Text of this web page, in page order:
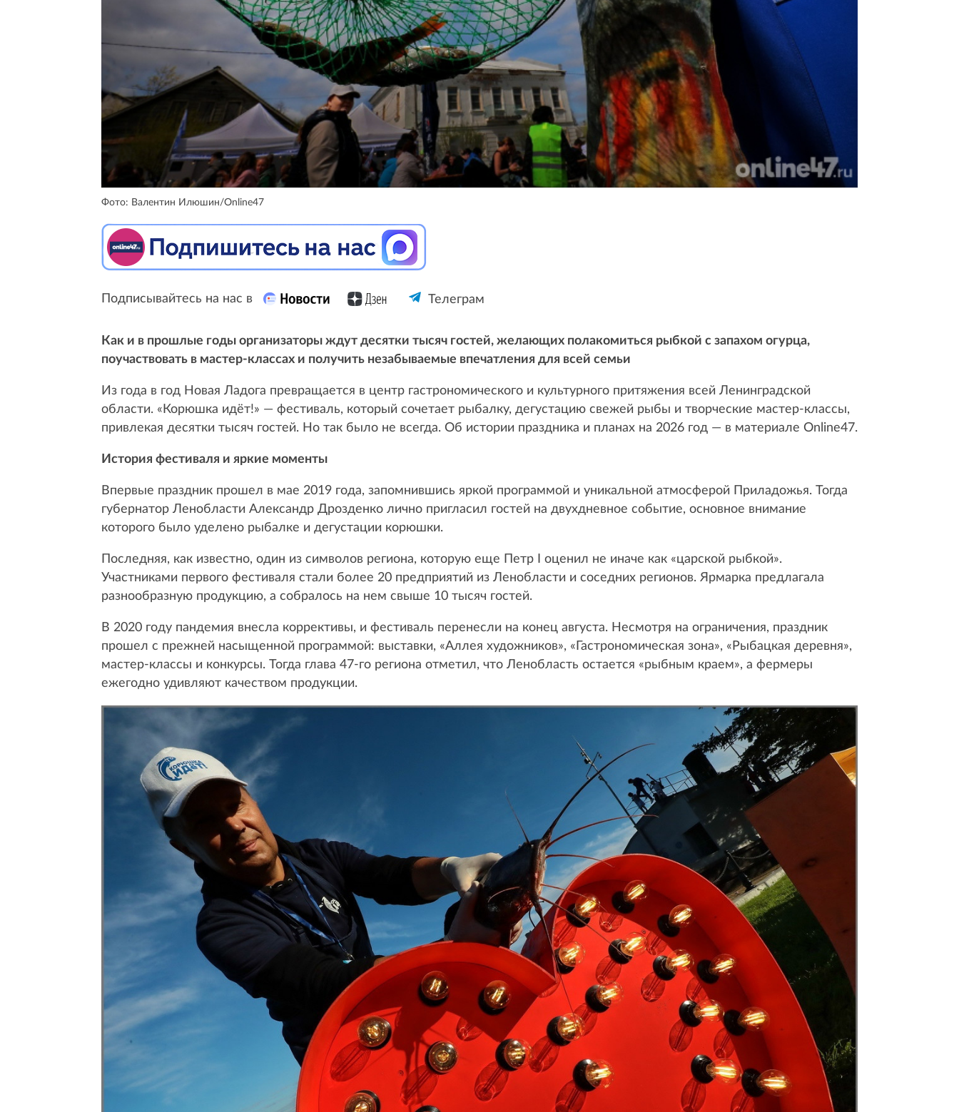
Фото: Валентин Илюшин/Online47
Подписывайтесь на нас в Телеграм
Как и в прошлые годы организаторы ждут десятки тысяч гостей, желающих полакомиться рыбкой с запахом огурца,
поучаствовать в мастер-классах и получить незабываемые впечатления для всей семьи
Из года в год Новая Ладога превращается в центр гастрономического и культурного притяжения всей Ленинградской
области. «Корюшка идёт!» — фестиваль, который сочетает рыбалку, дегустацию свежей рыбы и творческие мастер-классы,
привлекая десятки тысяч гостей. Но так было не всегда. Об истории праздника и планах на 2026 год — в материале Online47.
История фестиваля и яркие моменты
Впервые праздник прошел в мае 2019 года, запомнившись яркой программой и уникальной атмосферой Приладожья. Тогда
губернатор Ленобласти Александр Дрозденко лично пригласил гостей на двухдневное событие, основное внимание
которого было уделено рыбалке и дегустации корюшки.
Последняя, как известно, один из символов региона, которую еще Петр I оценил не иначе как «царской рыбкой».
Участниками первого фестиваля стали более 20 предприятий из Ленобласти и соседних регионов. Ярмарка предлагала
разнообразную продукцию, а собралось на нем свыше 10 тысяч гостей.
В 2020 году пандемия внесла коррективы, и фестиваль перенесли на конец августа. Несмотря на ограничения, праздник
прошел с прежней насыщенной программой: выставки, «Аллея художников», «Гастрономическая зона», «Рыбацкая деревня»,
мастер-классы и конкурсы. Тогда глава 47-го региона отметил, что Ленобласть остается «рыбным краем», а фермеры
ежегодно удивляют качеством продукции.